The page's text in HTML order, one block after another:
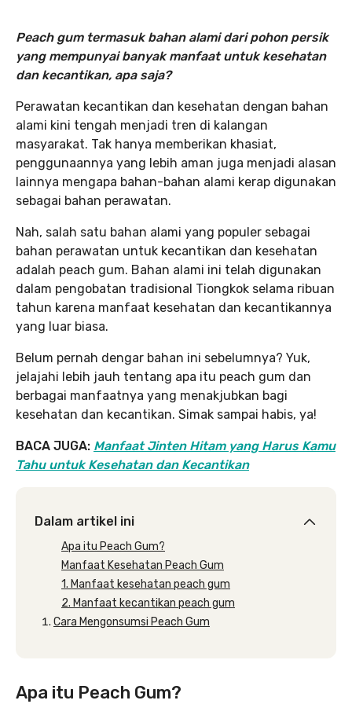
Peach gum termasuk bahan alami dari pohon persik
yang mempunyai banyak manfaat untuk kesehatan
dan kecantikan, apa saja?
Perawatan kecantikan dan kesehatan dengan bahan
alami kini tengah menjadi tren di kalangan
masyarakat. Tak hanya memberikan khasiat,
penggunaannya yang lebih aman juga menjadi alasan
lainnya mengapa bahan-bahan alami kerap digunakan
sebagai bahan perawatan.
Nah, salah satu bahan alami yang populer sebagai
bahan perawatan untuk kecantikan dan kesehatan
adalah peach gum. Bahan alami ini telah digunakan
dalam pengobatan tradisional Tiongkok selama ribuan
tahun karena manfaat kesehatan dan kecantikannya
yang luar biasa.
Belum pernah dengar bahan ini sebelumnya? Yuk,
jelajahi lebih jauh tentang apa itu peach gum dan
berbagai manfaatnya yang menakjubkan bagi
kesehatan dan kecantikan. Simak sampai habis, ya!
BACA JUGA: Manfaat Jinten Hitam yang Harus Kamu
Tahu untuk Kesehatan dan Kecantikan
Dalam artikel ini
Apa itu Peach Gum?
Manfaat Kesehatan Peach Gum
1. Manfaat kesehatan peach gum
2. Manfaat kecantikan peach gum
Cara Mengonsumsi Peach Gum
Apa itu Peach Gum?